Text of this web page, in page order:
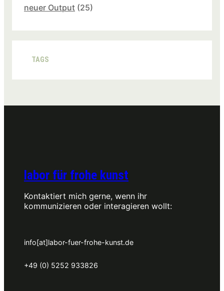
neuer Output (25)
TAGS
labor für frohe kunst
Kontaktiert mich gerne, wenn ihr
kommunizieren oder interagieren wollt:
info[at]labor-fuer-frohe-kunst.de
+49 (0) 5252 933826